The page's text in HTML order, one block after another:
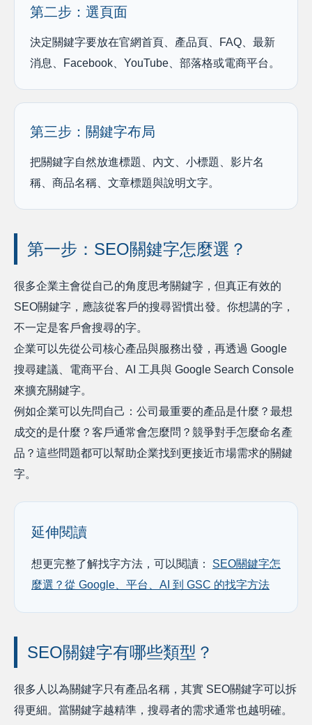
第二步：選頁面
決定關鍵字要放在官網首頁、產品頁、FAQ、最新
消息、Facebook、YouTube、部落格或電商平台。
第三步：關鍵字布局
把關鍵字自然放進標題、內文、小標題、影片名
稱、商品名稱、文章標題與說明文字。
第一步：SEO關鍵字怎麼選？
很多企業主會從自己的角度思考關鍵字，但真正有效的
SEO關鍵字，應該從客戶的搜尋習慣出發。你想講的字，
不一定是客戶會搜尋的字。
企業可以先從公司核心產品與服務出發，再透過 Google
搜尋建議、電商平台、AI 工具與 Google Search Console
來擴充關鍵字。
例如企業可以先問自己：公司最重要的產品是什麼？最想
成交的是什麼？客戶通常會怎麼問？競爭對手怎麼命名產
品？這些問題都可以幫助企業找到更接近市場需求的關鍵
字。
延伸閱讀
想更完整了解找字方法，可以閱讀： SEO關鍵字怎
麼選？從 Google、平台、AI 到 GSC 的找字方法
SEO關鍵字有哪些類型？
很多人以為關鍵字只有產品名稱，其實 SEO關鍵字可以拆
得更細。當關鍵字越精準，搜尋者的需求通常也越明確。